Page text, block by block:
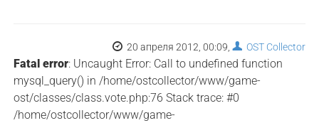
20 апреля 2012, 00:09, OST Collector
Fatal error: Uncaught Error: Call to undefined function
mysql_query() in /home/ostcollector/www/game-
ost/classes/class.vote.php:76 Stack trace: #0
/home/ostcollector/www/game-